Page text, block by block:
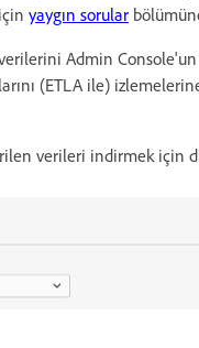
yaygın sorular
Admin Console'un
(ETLA ile)
verileri indirmek için